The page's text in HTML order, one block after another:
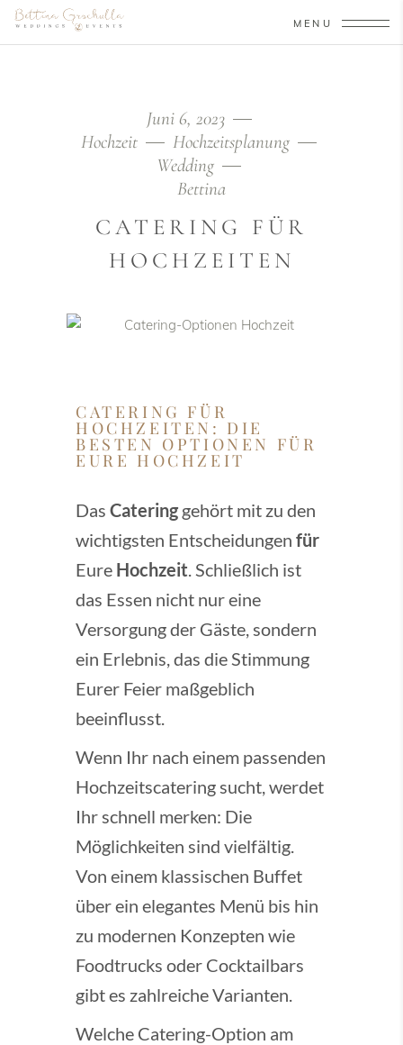
MENU
Juni 6, 2023
Hochzeit
Hochzeitsplanung
Wedding
Bettina
CATERING FÜR
HOCHZEITEN
CATERING FÜR
HOCHZEITEN: DIE
BESTEN OPTIONEN FÜR
EURE HOCHZEIT
Das Catering gehört mit zu den
wichtigsten Entscheidungen für
Eure Hochzeit . Schließlich ist
das Essen nicht nur eine
Versorgung der Gäste, sondern
ein Erlebnis, das die Stimmung
Eurer Feier maßgeblich
beeinflusst.
Wenn Ihr nach einem passenden
Hochzeitscatering sucht, werdet
Ihr schnell merken: Die
Möglichkeiten sind vielfältig.
Von einem klassischen Buffet
über ein elegantes Menü bis hin
zu modernen Konzepten wie
Foodtrucks oder Cocktailbars
gibt es zahlreiche Varianten.
Welche Catering-Option am